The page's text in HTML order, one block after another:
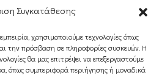
Συγκατάθεσης
χρησιμοποιούμε τεχνολογίες όπως
την πρόσβαση σε πληροφορίες συσκευών. Η
θα μας επιτρέψει να επεξεργαστούμε
όπως συμπεριφορά περιήγησης ή μοναδικά